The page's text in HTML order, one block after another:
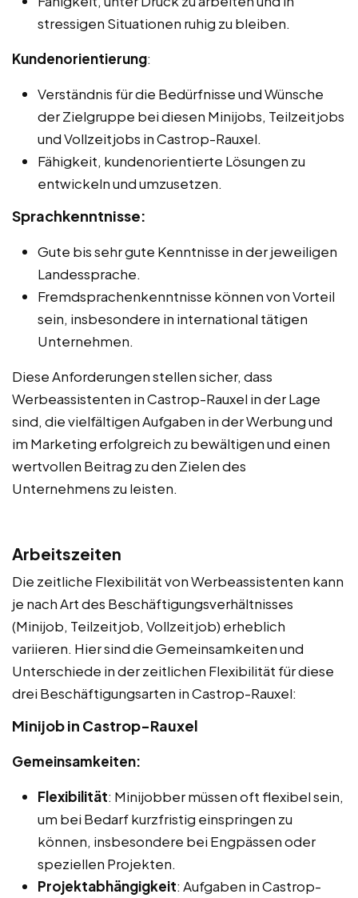
stressigen Situationen ruhig zu bleiben.
Kundenorientierung:
Verständnis für die Bedürfnisse und Wünsche
der Zielgruppe bei diesen Minijobs, Teilzeitjobs
und Vollzeitjobs in Castrop-Rauxel.
Fähigkeit, kundenorientierte Lösungen zu
entwickeln und umzusetzen.
Sprachkenntnisse:
Gute bis sehr gute Kenntnisse in der jeweiligen
Landessprache.
Fremdsprachenkenntnisse können von Vorteil
sein, insbesondere in international tätigen
Unternehmen.
Diese Anforderungen stellen sicher, dass
Werbeassistenten in Castrop-Rauxel in der Lage
sind, die vielfältigen Aufgaben in der Werbung und
im Marketing erfolgreich zu bewältigen und einen
wertvollen Beitrag zu den Zielen des
Unternehmens zu leisten.
Arbeitszeiten
Die zeitliche Flexibilität von Werbeassistenten kann
je nach Art des Beschäftigungsverhältnisses
(Minijob, Teilzeitjob, Vollzeitjob) erheblich
variieren. Hier sind die Gemeinsamkeiten und
Unterschiede in der zeitlichen Flexibilität für diese
drei Beschäftigungsarten in Castrop-Rauxel:
Minijob in Castrop-Rauxel
Gemeinsamkeiten:
Flexibilität: Minijobber müssen oft flexibel sein,
um bei Bedarf kurzfristig einspringen zu
können, insbesondere bei Engpässen oder
speziellen Projekten.
Projektabhängigkeit: Aufgaben in Castrop-